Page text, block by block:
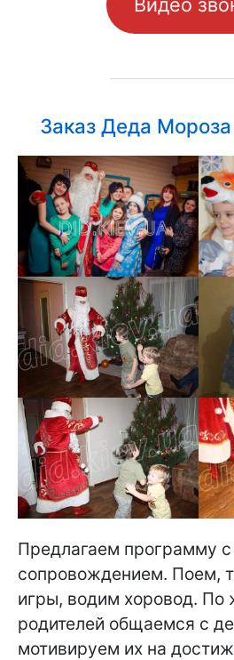
Заказ Деда
Предлагаем программу
сопровождением. Поем,
игры, водим хоровод. По
родителей общаемся с
мотивируем их на